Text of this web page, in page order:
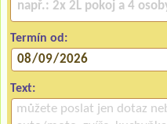
Termín od:
Text: